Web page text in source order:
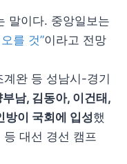
말이다. 중앙일보는
를 것”이라고 전망
완 등 성남시-경기
남, 김동아, 이건태,
방이 국회에 입성했
대선 경선 캠프